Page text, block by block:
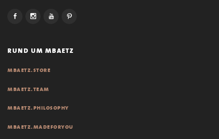
rund um mbaetz
mbaetz.store
mbaetz.team
mbaetz.philosophy
mbaetz.madeforyou